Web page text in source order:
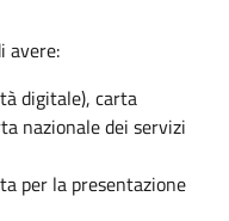
avere:
digitale), carta
nazionale dei servizi
per la presentazione